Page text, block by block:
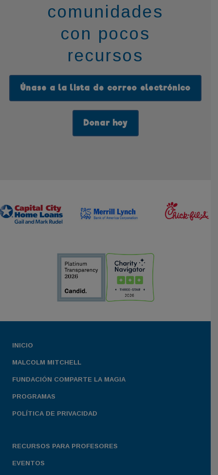
comunidades
con pocos
recursos
Únase a la lista de correo electrónico
Donar hoy
INICIO
MALCOLM MITCHELL
FUNDACIÓN COMPARTE LA MAGIA
PROGRAMAS
POLÍTICA DE PRIVACIDAD
RECURSOS PARA PROFESORES
EVENTOS